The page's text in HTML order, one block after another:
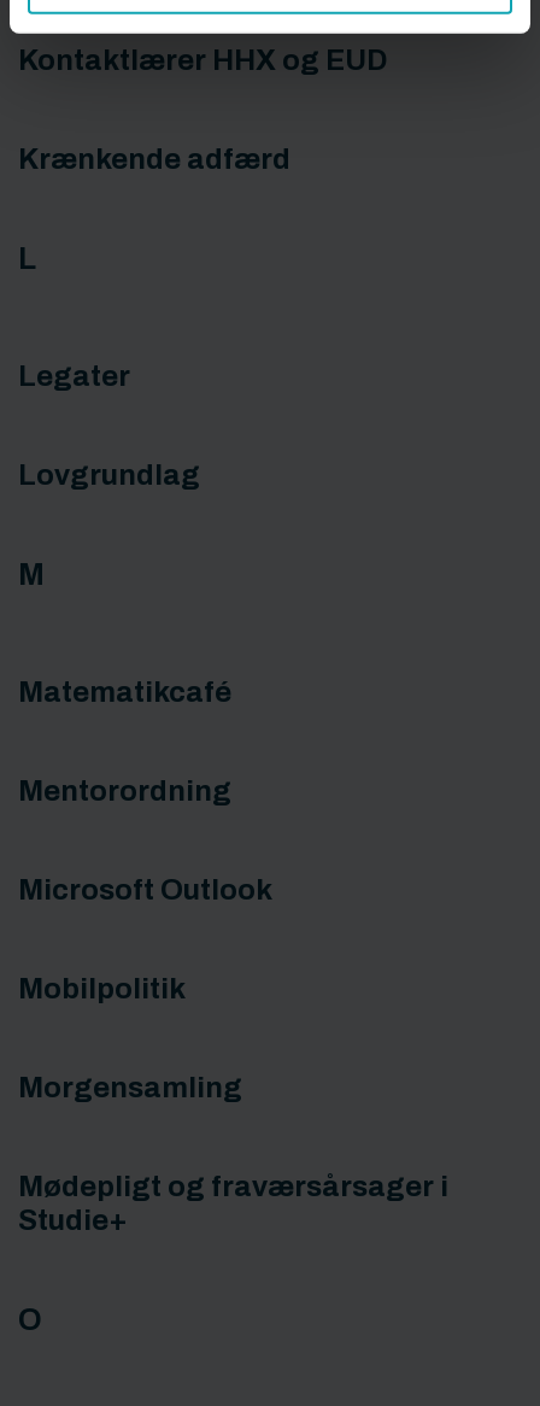
Kontaktlærer HHX og EUD
Krænkende adfærd
L
Legater
Lovgrundlag
M
Matematikcafé
Mentorordning
Microsoft Outlook
Mobilpolitik
Morgensamling
Mødepligt og fraværsårsager i
Studie+
O